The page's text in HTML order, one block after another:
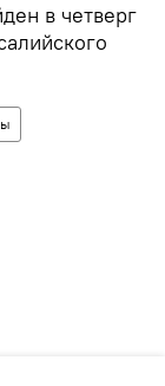
в четверг